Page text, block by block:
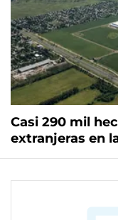
Casi 290 mil
extranjeras en